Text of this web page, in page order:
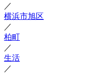
／
横浜市旭区
／
柏町
／
生活
／